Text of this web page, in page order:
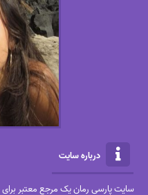
درباره سایت
سایت پارسی رمان یک مرجع معتبر برای